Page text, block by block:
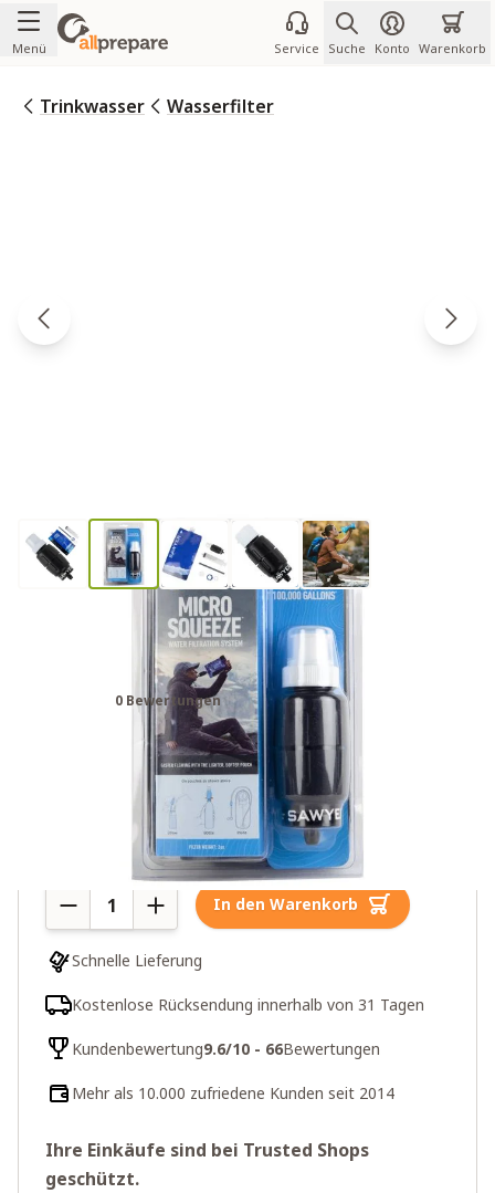
Zum Inhalt springen
Menü Service Suche Konto Warenkorb
Trinkwasser Wasserfilter
Sawyer Micro Squeeze
Wasserfilter SP2129
0 Bewertungen
Mehr als 10 auf Lager
Menge In den Warenkorb
Schnelle Lieferung
Kostenlose Rücksendung innerhalb von 31 Tagen
Kundenbewertung9.6/10 - 66Bewertungen
Mehr als 10.000 zufriedene Kunden seit 2014
Ihre Einkäufe sind bei Trusted Shops
geschützt.